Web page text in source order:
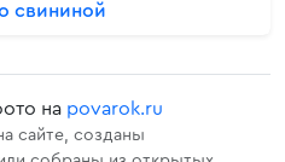
свининой
на povarok.ru
сайте, созданы